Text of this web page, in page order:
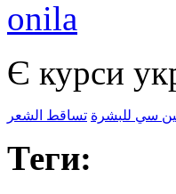
onila
Є курси
سي للبشرة تساقط الشعر
Теги: